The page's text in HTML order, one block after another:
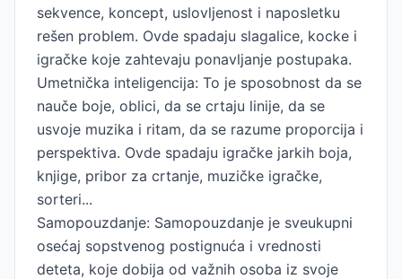
sekvence, koncept, uslovljenost i naposletku
rešen problem. Ovde spadaju slagalice, kocke i
igračke koje zahtevaju ponavljanje postupaka.
Umetnička inteligencija: To je sposobnost da se
nauče boje, oblici, da se crtaju linije, da se
usvoje muzika i ritam, da se razume proporcija i
perspektiva. Ovde spadaju igračke jarkih boja,
knjige, pribor za crtanje, muzičke igračke,
sorteri...
Samopouzdanje: Samopouzdanje je sveukupni
osećaj sopstvenog postignuća i vrednosti
deteta, koje dobija od važnih osoba iz svoje